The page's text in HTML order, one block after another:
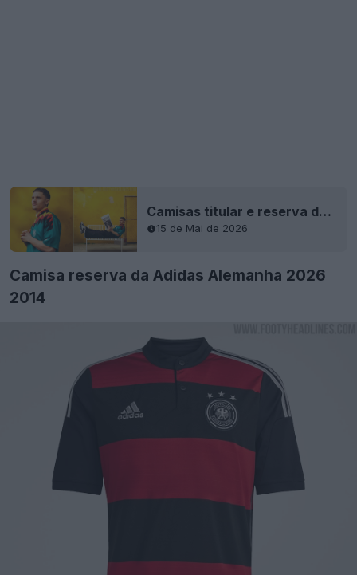
Camisas titular e reserva da Adidas Alemanha 1994 + coleção completa vazaram - Fotos do lançamento
15 de Mai de 2026
Camisa reserva da Adidas Alemanha 2026
2014